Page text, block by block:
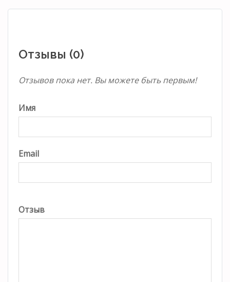
Отзывы (0)
Отзывов пока нет. Вы можете быть первым!
Имя
Email
Отзыв